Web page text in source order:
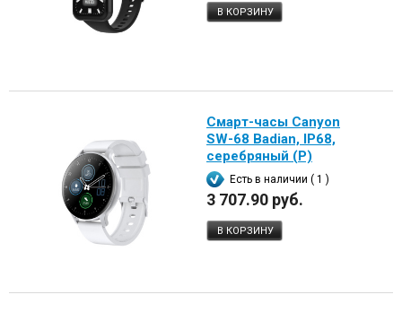
В КОРЗИНУ
Смарт-часы Canyon
SW-68 Badian, IP68,
серебряный (Р)
Есть в наличии ( 1 )
3 707.90 руб.
В КОРЗИНУ